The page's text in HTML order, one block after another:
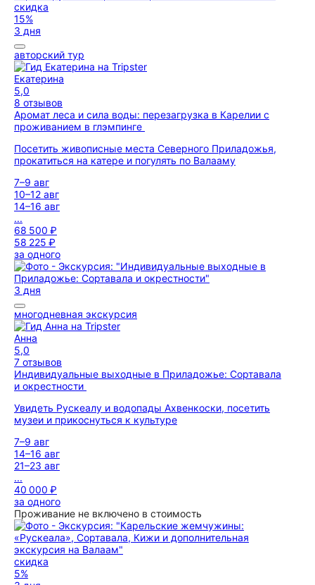
скидка
15%
3 дня
авторский тур
Екатерина
5,0
8 отзывов
Аромат леса и сила воды: перезагрузка в Карелии с
проживанием в глэмпинге
Посетить живописные места Северного Приладожья,
прокатиться на катере и погулять по Валааму
7–9 авг
10–12 авг
14–16 авг
...
68 500 ₽
58 225 ₽
за одного
3 дня
многодневная экскурсия
Анна
5,0
7 отзывов
Индивидуальные выходные в Приладожье: Сортавала
и окрестности
Увидеть Рускеалу и водопады Ахвенкоски, посетить
музеи и прикоснуться к культуре
7–9 авг
14–16 авг
21–23 авг
...
40 000 ₽
за одного
Проживание не включено в стоимость
скидка
5%